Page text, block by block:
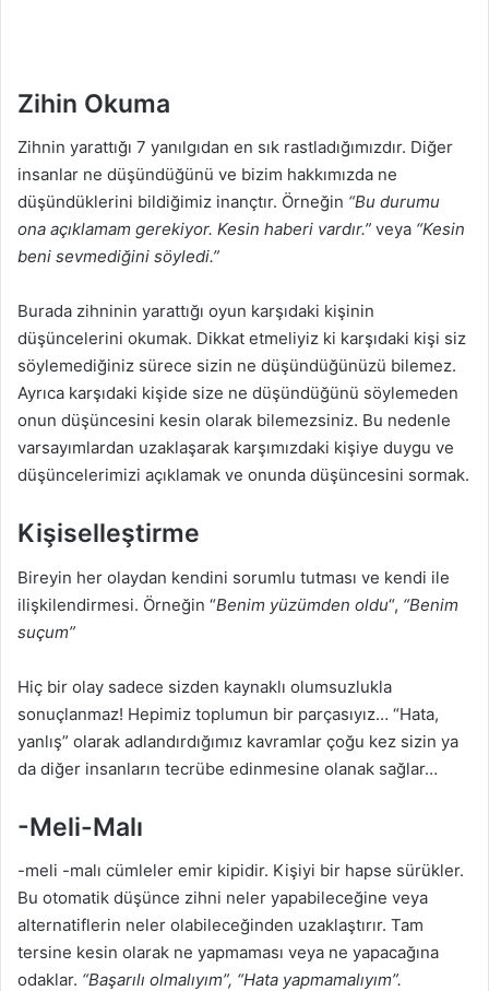
Zihin Okuma
Zihnin yarattığı 7 yanılgıdan en sık rastladığımızdır. Diğer
insanlar ne düşündüğünü ve bizim hakkımızda ne
düşündüklerini bildiğimiz inançtır. Örneğin “Bu durumu
ona açıklamam gerekiyor. Kesin haberi vardır.” veya “Kesin
beni sevmediğini söyledi.”
Burada zihninin yarattığı oyun karşıdaki kişinin
düşüncelerini okumak. Dikkat etmeliyiz ki karşıdaki kişi siz
söylemediğiniz sürece sizin ne düşündüğünüzü bilemez.
Ayrıca karşıdaki kişide size ne düşündüğünü söylemeden
onun düşüncesini kesin olarak bilemezsiniz. Bu nedenle
varsayımlardan uzaklaşarak karşımızdaki kişiye duygu ve
düşüncelerimizi açıklamak ve onunda düşüncesini sormak.
Kişiselleştirme
Bireyin her olaydan kendini sorumlu tutması ve kendi ile
ilişkilendirmesi. Örneğin “Benim yüzümden oldu“, “Benim
suçum”
Hiç bir olay sadece sizden kaynaklı olumsuzlukla
sonuçlanmaz! Hepimiz toplumun bir parçasıyız… “Hata,
yanlış” olarak adlandırdığımız kavramlar çoğu kez sizin ya
da diğer insanların tecrübe edinmesine olanak sağlar…
-Meli-Malı
-meli -malı cümleler emir kipidir. Kişiyi bir hapse sürükler.
Bu otomatik düşünce zihni neler yapabileceğine veya
alternatiflerin neler olabileceğinden uzaklaştırır. Tam
tersine kesin olarak ne yapmaması veya ne yapacağına
odaklar. “Başarılı olmalıyım”, “Hata yapmamalıyım”.